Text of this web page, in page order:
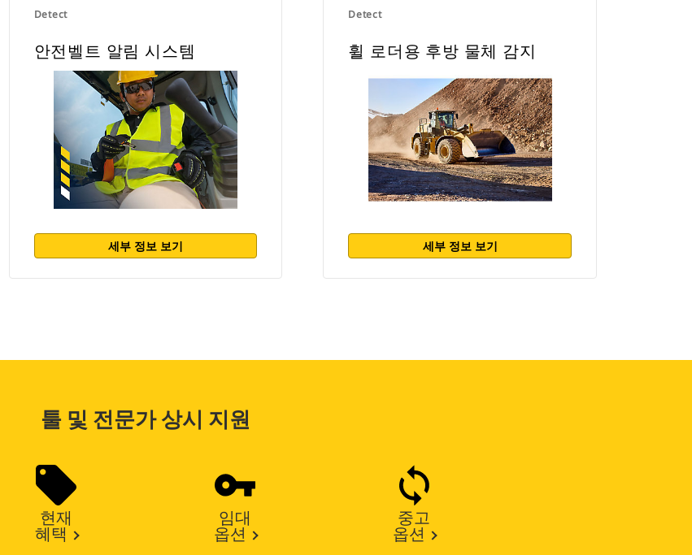
Detect
안전벨트 알림 시스템
세부 정보 보기
Detect
휠 로더용 후방 물체 감지
세부 정보 보기
툴 및 전문가 상시 지원
현재
혜택
임대
옵션
중고
옵션